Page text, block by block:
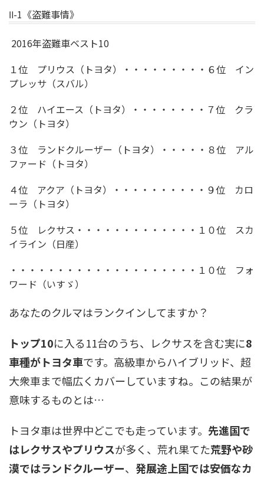
Ⅱ-1《盗難事情》
2016年盗難車ベスト10
１位 プリウス（トヨタ）・・・・・・・・・６位 イン
プレッサ（スバル）
２位 ハイエース（トヨタ）・・・・・・・・７位 クラ
ウン（トヨタ）
３位 ランドクルーザー（トヨタ）・・・・・８位 アル
ファード（トヨタ）
４位 アクア（トヨタ）・・・・・・・・・・９位 カロ
ーラ（トヨタ）
５位 レクサス・・・・・・・・・・・・・１０位 スカ
イライン（日産）
・・・・・・・・・・・・・・・・・・・・１０位 フォ
ワード（いすゞ）
あなたのクルマはランクインしてますか？
トップ10に入る11台のうち、レクサスを含む実に8
車種がトヨタ車です。高級車からハイブリッド、超
大衆車まで幅広くカバーしていますね。この結果が
意味するものとは…
トヨタ車は世界中どこでも走っています。 先進国で
はレクサスやプリウスが多く、荒れ果てた荒野や砂
漠ではランドクルーザー、 発展途上国では安価なカ